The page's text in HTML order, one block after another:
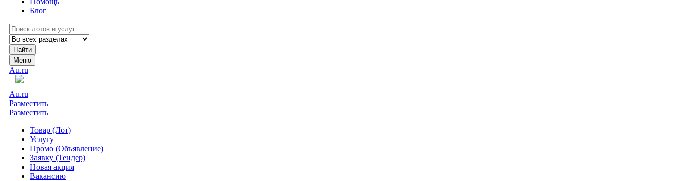
Блог
Найти
Меню
Au.ru
Au.ru
Разместить
Разместить
Товар (Лот)
Услугу
Промо (Объявление)
Заявку (Тендер)
Новая акция
Вакансию